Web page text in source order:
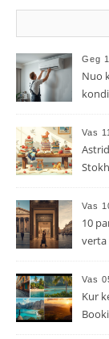
Geg
Nuo
Vas
Vas
10
verta
Vas
Kur